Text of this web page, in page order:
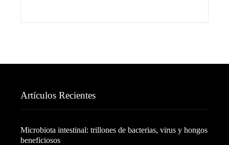
Artículos Recientes
Microbiota intestinal: trillones de bacterias, virus y hongos
beneficiosos